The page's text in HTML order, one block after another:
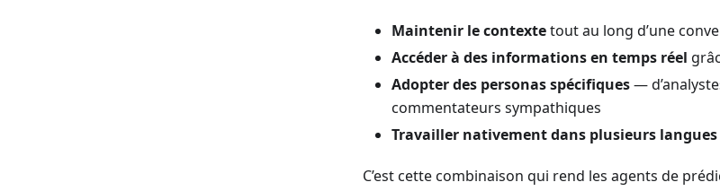
Maintenir le contextetout au long d’une
Accéder à des informations en temps réel
Adopter des personas spécifiques—
commentateurs sympathiques
Travailler nativement dans plusieurs langues
C’est cette combinaison qui rend les agents de